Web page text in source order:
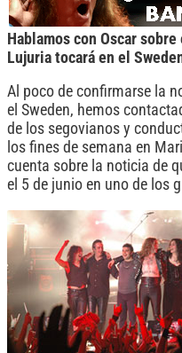
Hablamos con Oscar
Lujuria tocará en el
Al poco de confirmarse la
el Sweden, hemos
de los segovianos y
los fines de semana en
cuenta sobre la noticia de
el 5 de junio en uno de los